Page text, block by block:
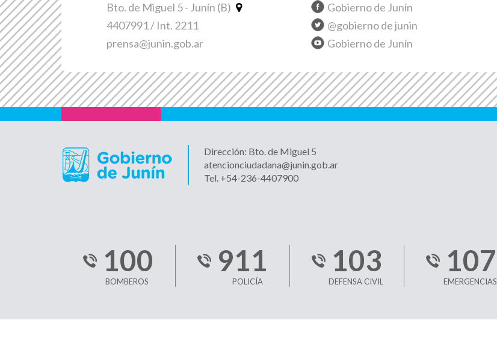
Bto. de Miguel 5 - Junín (B)
4407991 / Int. 2211
prensa@junin.gob.ar
Gobierno de Junín
@gobierno de junin
Gobierno de Junín
Dirección: Bto. de Miguel 5
atencionciudadana@junin.gob.ar
Tel. +54-236-4407900
100
BOMBEROS
911
POLICÍA
103
DEFENSA CIVIL
107
EMERGENCIAS